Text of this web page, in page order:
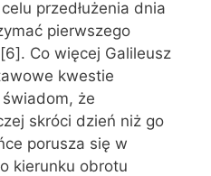
przedłużenia dnia
pierwszego
Co więcej Galileusz
kwestie
że
skróci dzień niż go
porusza się w
kierunku obrotu